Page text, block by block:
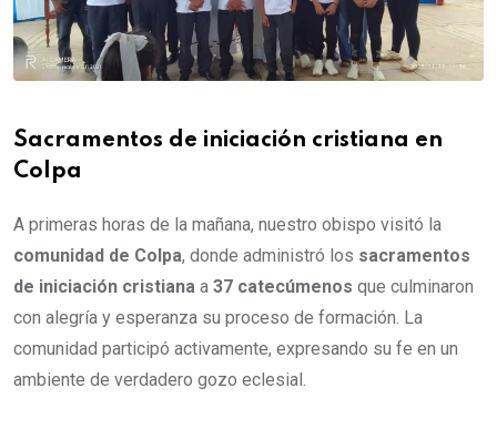
Sacramentos de iniciación cristiana en
Colpa
A primeras horas de la mañana, nuestro obispo visitó la
comunidad de Colpa, donde administró los sacramentos
de iniciación cristiana a 37 catecúmenos que culminaron
con alegría y esperanza su proceso de formación. La
comunidad participó activamente, expresando su fe en un
ambiente de verdadero gozo eclesial.